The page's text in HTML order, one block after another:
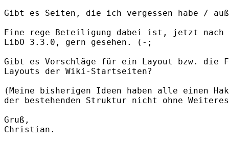
Gibt es Seiten, die ich vergessen habe /
Eine rege Beteiligung dabei ist, jetzt nach
LibO 3.3.0, gern gesehen. (-;
Gibt es Vorschläge für ein Layout bzw. die
Layouts der Wiki-Startseiten?
(Meine bisherigen Ideen haben alle einen
der bestehenden Struktur nicht ohne
Gruß,
Christian.